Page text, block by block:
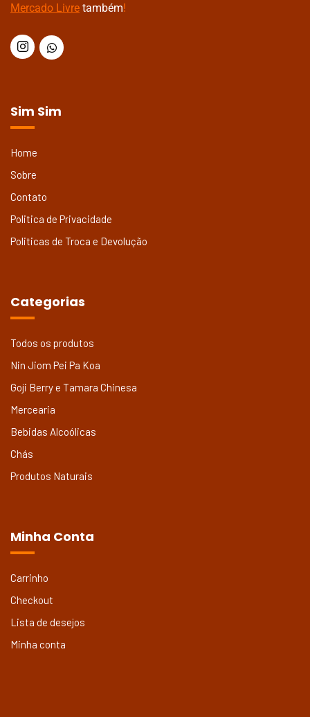
Mercado Livre também!
Sim Sim
Home
Sobre
Contato
Politica de Privacidade
Politicas de Troca e Devolução
Categorias
Todos os produtos
Nin Jiom Pei Pa Koa
Goji Berry e Tamara Chinesa
Mercearia
Bebidas Alcoólicas
Chás
Produtos Naturais
Minha Conta
Carrinho
Checkout
Lista de desejos
Minha conta